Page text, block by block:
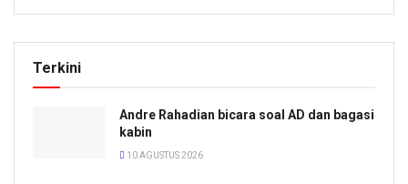
Terkini
Andre Rahadian bicara soal AD dan bagasi
kabin
10 AGUSTUS 2026